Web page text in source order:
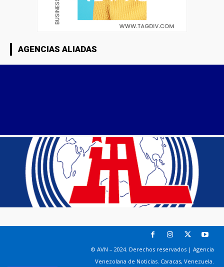
AGENCIAS ALIADAS
© AVN – 2024. Derechos reservados | Agencia
Venezolana de Noticias. Caracas, Venezuela.